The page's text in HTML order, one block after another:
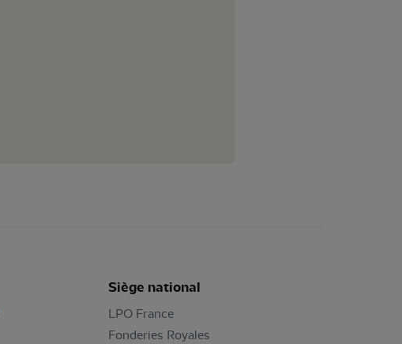
Siège national
LPO France
Fonderies Royales